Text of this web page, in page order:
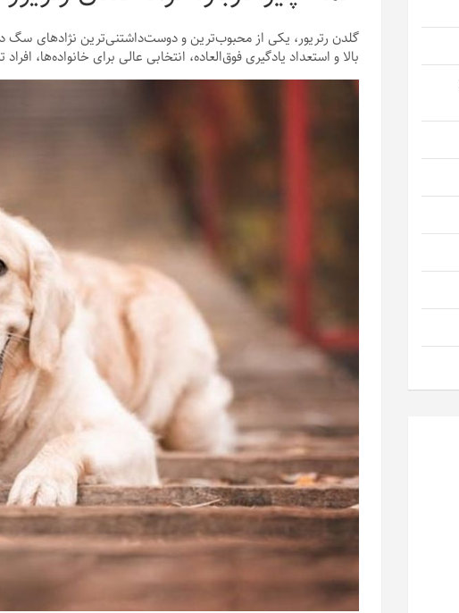
گلدن رتریور، یکی از محبوب‌ترین و دوست‌داشتنی‌ترین نژادهای
بالا و استعداد یادگیری فوق‌العاده، انتخابی عالی برای خانواده‌ها،